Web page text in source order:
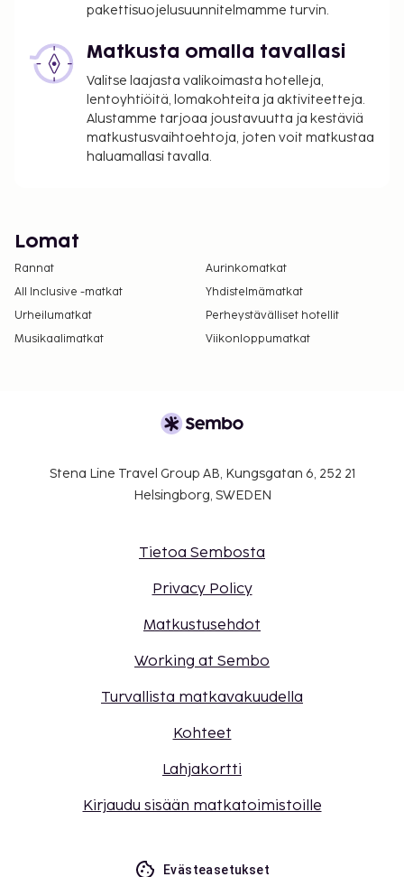
pakettisuojelusuunnitelmamme turvin.
Matkusta omalla tavallasi
Valitse laajasta valikoimasta hotelleja,
lentoyhtiöitä, lomakohteita ja aktiviteetteja.
Alustamme tarjoaa joustavuutta ja kestäviä
matkustusvaihtoehtoja, joten voit matkustaa
haluamallasi tavalla.
Lomat
Rannat
Aurinkomatkat
All Inclusive -matkat
Yhdistelmämatkat
Urheilumatkat
Perheystävälliset hotellit
Musikaalimatkat
Viikonloppumatkat
Stena Line Travel Group AB, Kungsgatan 6, 252 21
Helsingborg, SWEDEN
Tietoa Sembosta
Privacy Policy
Matkustusehdot
Working at Sembo
Turvallista matkavakuudella
Kohteet
Lahjakortti
Kirjaudu sisään matkatoimistoille
Evästeasetukset